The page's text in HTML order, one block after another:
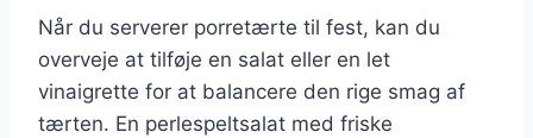
Når du serverer porretærte til fest, kan du
overveje at tilføje en salat eller en let
vinaigrette for at balancere den rige smag af
tærten. En perlespeltsalat med friske